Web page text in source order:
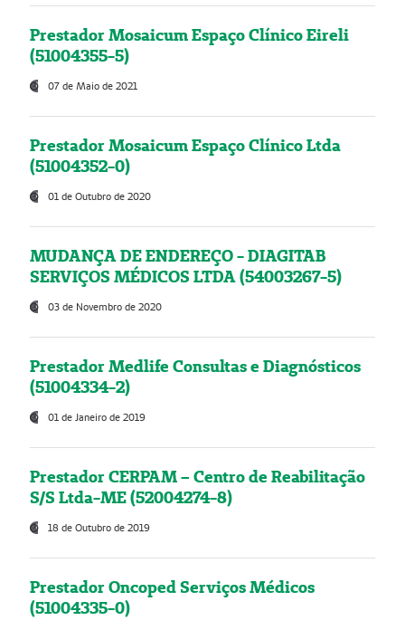
Prestador Mosaicum Espaço Clínico Eireli
(51004355-5)
07 de Maio de 2021
Prestador Mosaicum Espaço Clínico Ltda
(51004352-0)
01 de Outubro de 2020
MUDANÇA DE ENDEREÇO - DIAGITAB
SERVIÇOS MÉDICOS LTDA (54003267-5)
03 de Novembro de 2020
Prestador Medlife Consultas e Diagnósticos
(51004334-2)
01 de Janeiro de 2019
Prestador CERPAM – Centro de Reabilitação
S/S Ltda-ME (52004274-8)
18 de Outubro de 2019
Prestador Oncoped Serviços Médicos
(51004335-0)